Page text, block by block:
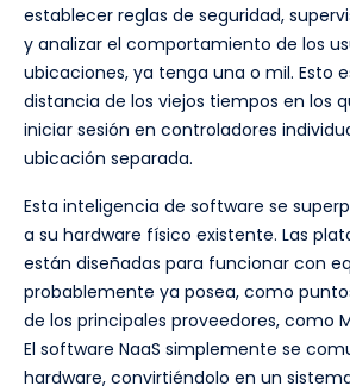
establecer reglas de seguridad,
y analizar el comportamiento de los
ubicaciones, ya tenga una o mil. Esto
distancia de los viejos tiempos en los
iniciar sesión en controladores
ubicación separada.
Esta inteligencia de software se
a su hardware físico existente. Las
están diseñadas para funcionar con
probablemente ya posea, como
de los principales proveedores, como
El software NaaS simplemente se
hardware, convirtiéndolo en un